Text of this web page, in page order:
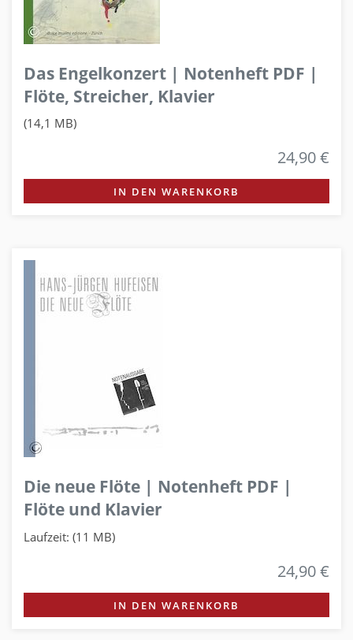
Das Engelkonzert | Notenheft PDF |
Flöte, Streicher, Klavier
(14,1 MB)
24,90 €
IN DEN WARENKORB
Die neue Flöte | Notenheft PDF |
Flöte und Klavier
Laufzeit: (11 MB)
24,90 €
IN DEN WARENKORB